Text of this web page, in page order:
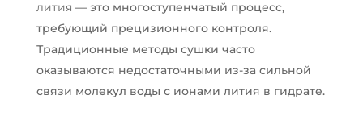
лития — это многоступенчатый процесс,
требующий прецизионного контроля.
Традиционные методы сушки часто
оказываются недостаточными из-за сильной
связи молекул воды с ионами лития в гидрате.